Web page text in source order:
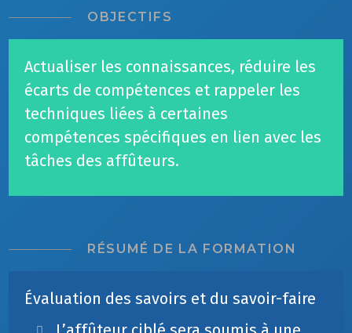
OBJECTIFS
Actualiser les connaissances, réduire les
écarts de compétences et rappeler les
techniques liées à certaines
compétences spécifiques en lien avec les
tâches des affûteurs.
RÉSUMÉ DE LA FORMATION
Évaluation des savoirs et du savoir-faire